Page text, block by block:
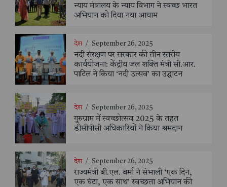
न्याय मंत्रालय के न्याय विभाग ने स्वच्छ भारत
अभियान को दिया नया आयाम
देश / September 26, 2025
नदी संरक्षण पर सरकार की तीन स्तरीय
कार्ययोजना: केंद्रीय जल शक्ति मंत्री सी.आर.
पाटिल ने किया ‘नदी उत्सव’ का उद्घाटन
देश / September 26, 2025
गुरुग्राम में स्वच्छोत्सव 2025 के तहत
डीसीपीसी अधिकारियों ने किया श्रमदान
देश / September 26, 2025
राज्यमंत्री बी.एल. वर्मा ने संभाली ‘एक दिन,
एक घंटा, एक साथ’ स्वच्छता अभियान की